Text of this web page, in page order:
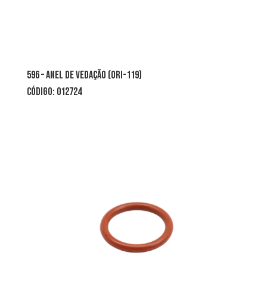
596 – ANEL DE VEDAÇÃO (ORI-119)
CÓDIGO: 012724